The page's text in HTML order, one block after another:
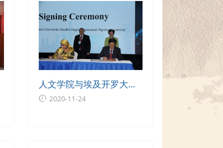
人文学院与埃及开罗大学
文学院签署双学位协议
2020-11-24